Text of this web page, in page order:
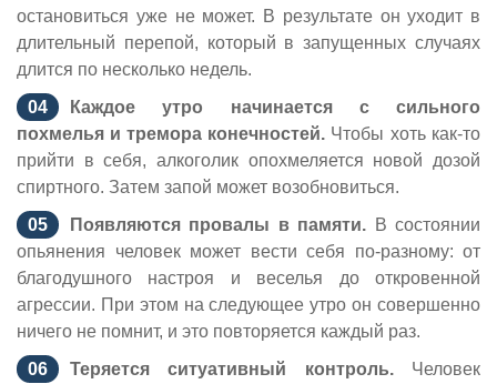
остановиться уже не может. В результате он уходит в
длительный перепой, который в запущенных случаях
длится по несколько недель.
Каждое утро начинается с сильного
похмелья и тремора конечностей. Чтобы хоть как-то
прийти в себя, алкоголик опохмеляется новой дозой
спиртного. Затем запой может возобновиться.
Появляются провалы в памяти. В состоянии
опьянения человек может вести себя по-разному: от
благодушного настроя и веселья до откровенной
агрессии. При этом на следующее утро он совершенно
ничего не помнит, и это повторяется каждый раз.
Теряется ситуативный контроль. Человек